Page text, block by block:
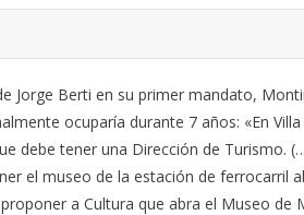
Jorge Berti en su primer mandato,
ocuparía durante 7 años: «En
debe tener una Dirección de Turismo.
el museo de la estación de ferrocarril
a Cultura que abra el Museo de